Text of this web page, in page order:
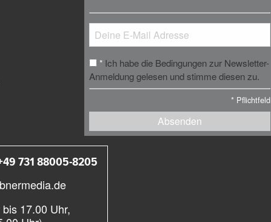
* Ich habe die Bedingungen zur Newsletter-
Anmeldung gelesen und stimme diesen zu.
* Pflichtfeld
Absenden
731 88005-8205
17.00 Uhr,